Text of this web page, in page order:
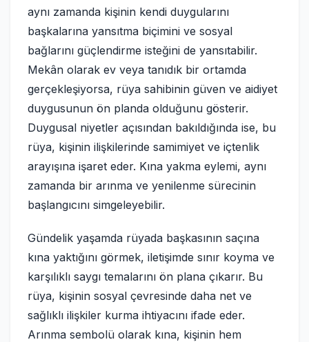
aynı zamanda kişinin kendi duygularını
başkalarına yansıtma biçimini ve sosyal
bağlarını güçlendirme isteğini de yansıtabilir.
Mekân olarak ev veya tanıdık bir ortamda
gerçekleşiyorsa, rüya sahibinin güven ve aidiyet
duygusunun ön planda olduğunu gösterir.
Duygusal niyetler açısından bakıldığında ise, bu
rüya, kişinin ilişkilerinde samimiyet ve içtenlik
arayışına işaret eder. Kına yakma eylemi, aynı
zamanda bir arınma ve yenilenme sürecinin
başlangıcını simgeleyebilir.
Gündelik yaşamda rüyada başkasının saçına
kına yaktığını görmek, iletişimde sınır koyma ve
karşılıklı saygı temalarını ön plana çıkarır. Bu
rüya, kişinin sosyal çevresinde daha net ve
sağlıklı ilişkiler kurma ihtiyacını ifade eder.
Arınma sembolü olarak kına, kişinin hem